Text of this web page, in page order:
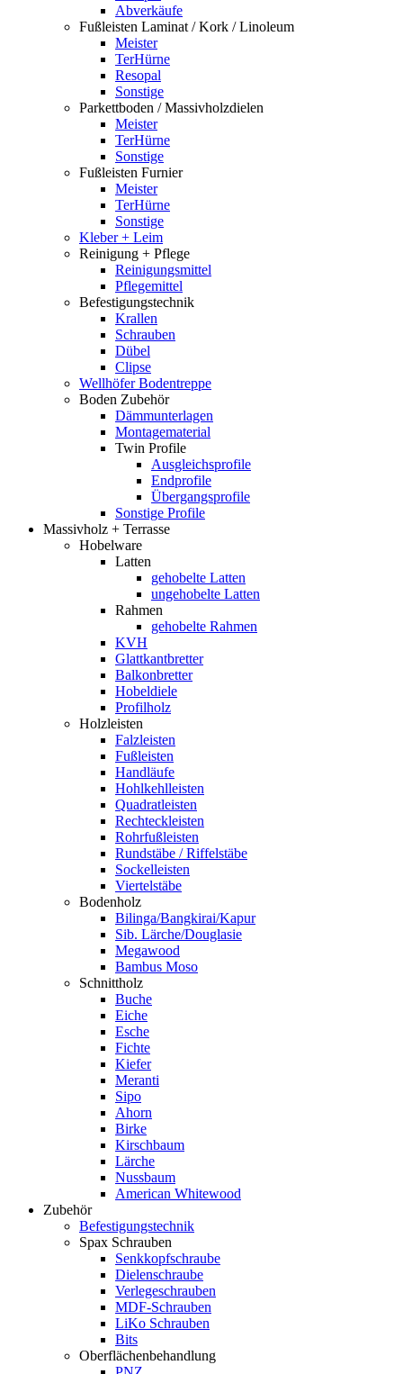
Abverkäufe
Fußleisten Laminat / Kork / Linoleum
Meister
TerHürne
Resopal
Sonstige
Parkettboden / Massivholzdielen
Meister
TerHürne
Sonstige
Fußleisten Furnier
Meister
TerHürne
Sonstige
Kleber + Leim
Reinigung + Pflege
Reinigungsmittel
Pflegemittel
Befestigungstechnik
Krallen
Schrauben
Dübel
Clipse
Wellhöfer Bodentreppe
Boden Zubehör
Dämmunterlagen
Montagematerial
Twin Profile
Ausgleichsprofile
Endprofile
Übergangsprofile
Sonstige Profile
Massivholz + Terrasse
Hobelware
Latten
gehobelte Latten
ungehobelte Latten
Rahmen
gehobelte Rahmen
KVH
Glattkantbretter
Balkonbretter
Hobeldiele
Profilholz
Holzleisten
Falzleisten
Fußleisten
Handläufe
Hohlkehlleisten
Quadratleisten
Rechteckleisten
Rohrfußleisten
Rundstäbe / Riffelstäbe
Sockelleisten
Viertelstäbe
Bodenholz
Bilinga/Bangkirai/Kapur
Sib. Lärche/Douglasie
Megawood
Bambus Moso
Schnittholz
Buche
Eiche
Esche
Fichte
Kiefer
Meranti
Sipo
Ahorn
Birke
Kirschbaum
Lärche
Nussbaum
American Whitewood
Zubehör
Befestigungstechnik
Spax Schrauben
Senkkopfschraube
Dielenschraube
Verlegeschrauben
MDF-Schrauben
LiKo Schrauben
Bits
Oberflächenbehandlung